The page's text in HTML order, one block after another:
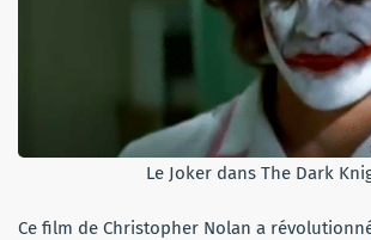
Le Joker dans The Dark
Ce film de Christopher Nolan a